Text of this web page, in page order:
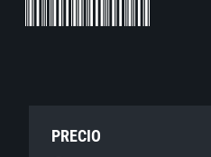
PRECIO